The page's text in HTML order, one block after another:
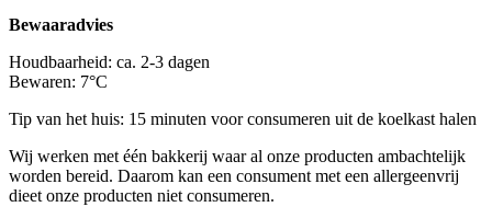
Bewaaradvies
Houdbaarheid: ca. 2-3 dagen
Bewaren: 7°C
Tip van het huis: 15 minuten voor consumeren uit de koelkast halen
Wij werken met één bakkerij waar al onze producten ambachtelijk
worden bereid. Daarom kan een consument met een allergeenvrij
dieet onze producten niet consumeren.